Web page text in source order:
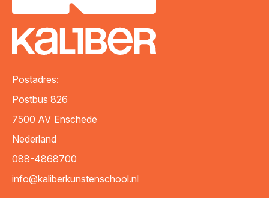
Postadres:
Postbus 826
7500 AV Enschede
Nederland
088-4868700
info@kaliberkunstenschool.nl